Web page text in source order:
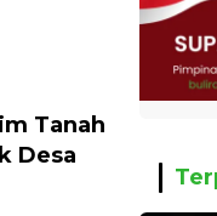
Tanah
Desa